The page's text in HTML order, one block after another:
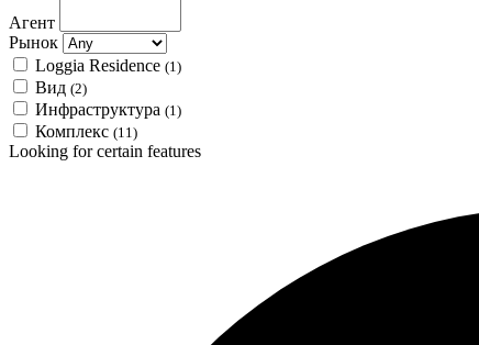
Агент
Рынок
Loggia Residence (1)
Вид (2)
Инфраструктура (1)
Комплекс (11)
Looking for certain features